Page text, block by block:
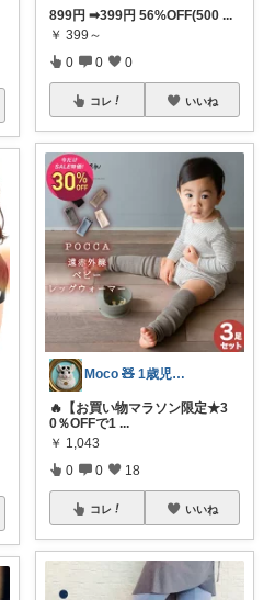
899円 ➡399円 56%OFF(500 ...
￥ 399～
0 0 0
コレ いいね
Moco 🧸 1歳児ママのリアル愛用品
🔥【お買い物マラソン限定★3
0％OFFで1 ...
￥ 1,043
0 0 18
コレ いいね